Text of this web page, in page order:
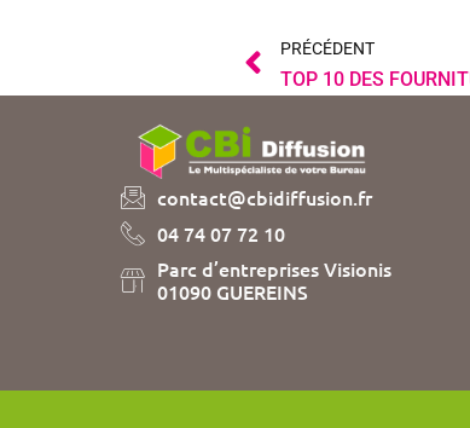
Précédent
PRÉCÉDENT
contact@cbidiffusion.fr
04 74 07 72 10
Parc d’entreprises Visionis
01090 GUEREINS